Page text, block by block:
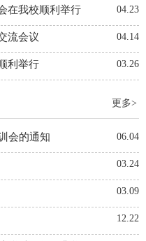
在我校顺利举行 04.23
流会议 04.14
利举行 03.26
更多>
会的通知 06.04
03.24
03.09
12.22